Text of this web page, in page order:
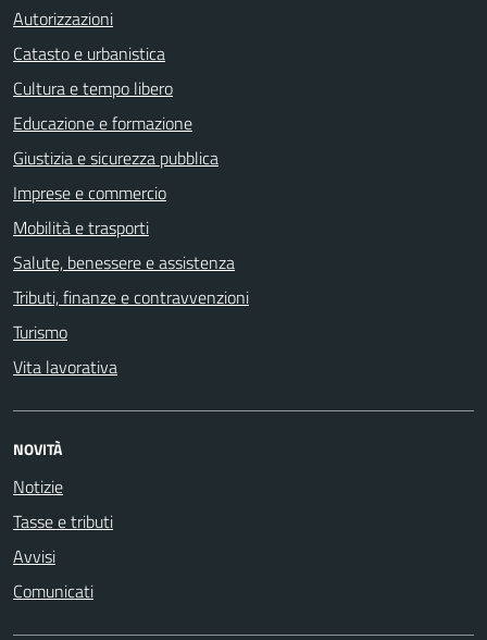
Autorizzazioni
Catasto e urbanistica
Cultura e tempo libero
Educazione e formazione
Giustizia e sicurezza pubblica
Imprese e commercio
Mobilità e trasporti
Salute, benessere e assistenza
Tributi, finanze e contravvenzioni
Turismo
Vita lavorativa
NOVITÀ
Notizie
Tasse e tributi
Avvisi
Comunicati